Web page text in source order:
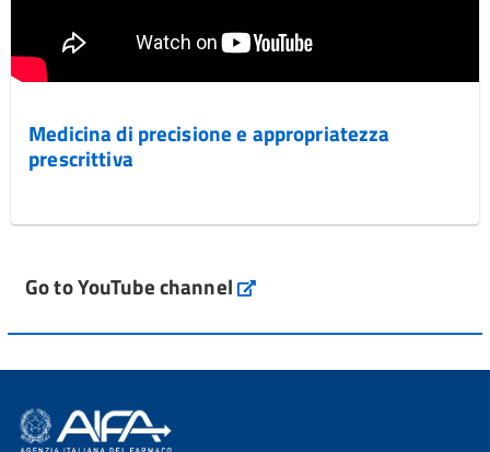
Medicina di precisione e appropriatezza
prescrittiva
Go to YouTube channel